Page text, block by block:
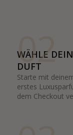
02
WÄHLE
DUFT
Starte mit
erstes
dem Checkout